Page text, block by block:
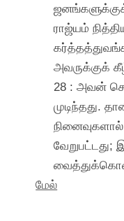
ராஜ்யம்
அவருக்குக்
28 : அவன்
முடிந்தது.
மேல்